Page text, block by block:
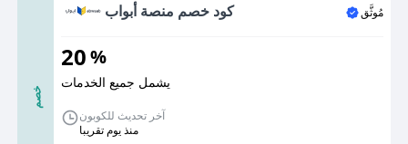
خصم
كود خصم منصة أبواب مُوثَّق
20%
يشمل جميع الخدمات
آخر تحديث للكوبون
منذ يوم تقريبا